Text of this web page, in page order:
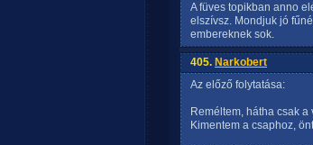
A füves topikban anno
elszívsz. Mondjuk jó
embereknek sok.
405. Narkobert
Az előző folytatása:
Reméltem, hátha csak
Kimentem a csaphoz,